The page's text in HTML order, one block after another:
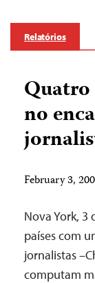
Relatórios
Quatro
no
February 3,
Nova York,
países com
jornalistas
computam